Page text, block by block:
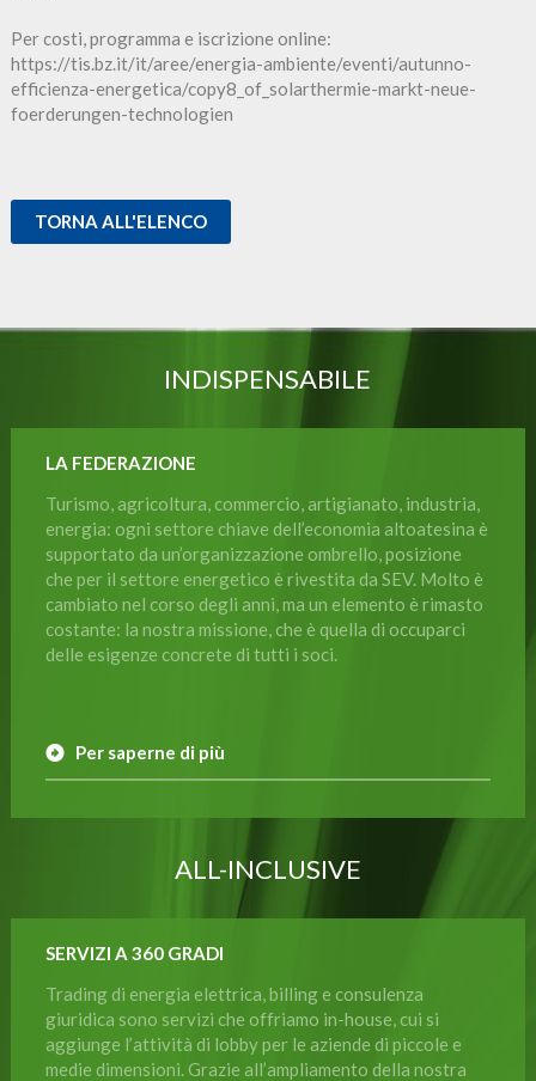
Per costi, programma e iscrizione online:
https://tis.bz.it/it/aree/energia-ambiente/eventi/autunno-
efficienza-energetica/copy8_of_solarthermie-markt-neue-
foerderungen-technologien
TORNA ALL'ELENCO
INDISPENSABILE
LA FEDERAZIONE
Turismo, agricoltura, commercio, artigianato, industria,
energia: ogni settore chiave dell’economia altoatesina è
supportato da un’organizzazione ombrello, posizione
che per il settore energetico è rivestita da SEV. Molto è
cambiato nel corso degli anni, ma un elemento è rimasto
costante: la nostra missione, che è quella di occuparci
delle esigenze concrete di tutti i soci.
Per saperne di più
ALL-INCLUSIVE
SERVIZI A 360 GRADI
Trading di energia elettrica, billing e consulenza
giuridica sono servizi che offriamo in-house, cui si
aggiunge l’attività di lobby per le aziende di piccole e
medie dimensioni. Grazie all’ampliamento della nostra